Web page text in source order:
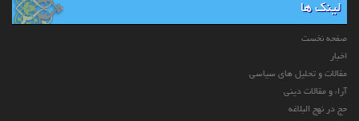
لینک ها
صفحه نخست
اخبار
مقالات و تحلیل های سیاسی
آراء و مقالات دینی
حج در نهج البلاغه